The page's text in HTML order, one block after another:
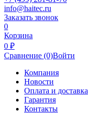
info@haitec.ru
Заказать звонок
0
Корзина
0 ₽
Сравнение (0)Войти
Компания
Новости
Оплата и доставка
Гарантия
Контакты